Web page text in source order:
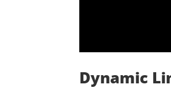
Dynamic